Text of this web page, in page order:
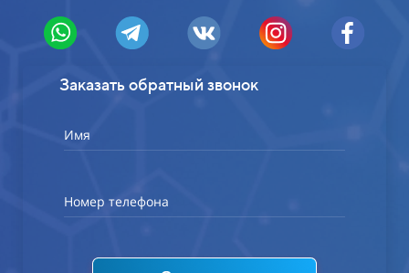
Заказать обратный звонок
Имя
Номер телефона